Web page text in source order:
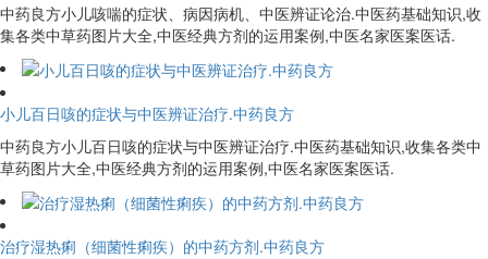
中药良方小儿咳喘的症状、病因病机、中医辨证论治.中医药基础知识,收
集各类中草药图片大全,中医经典方剂的运用案例,中医名家医案医话.
小儿百日咳的症状与中医辨证治疗.中药良方
中药良方小儿百日咳的症状与中医辨证治疗.中医药基础知识,收集各类中
草药图片大全,中医经典方剂的运用案例,中医名家医案医话.
治疗湿热痢（细菌性痢疾）的中药方剂.中药良方